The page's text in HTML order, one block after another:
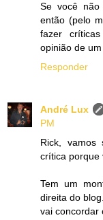
Se você não
então (pelo
fazer
opinião de
Responder
André Lux
PM
Rick, vamos
crítica porque
Tem um
direita do
vai concordar